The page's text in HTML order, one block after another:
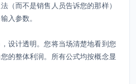
（而不是销售人员告诉您的那样）
入参数。
设计透明。您将当场清楚地看到您
的整体利润。所有公式均按概念显